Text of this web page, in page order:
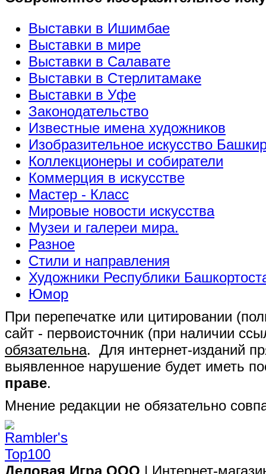
Выставки в Ишимбае
Выставки в мире
Выставки в Салавате
Выставки в Стерлитамаке
Выставки в Уфе
Законодательство
Известные имена художников
Изобразительное искусство
Коллекционеры и собиратели
Коммерция в искусстве
Мастер - Класс
Мировые новости искусства
Музеи и галереи мира.
Разное
Стили и направления
Художники Республики
Юмор
При перепечатке или цитировании
сайт - первоисточник (при наличии
обязательна. Для интернет-изданий
выявленное нарушение будет иметь
праве.
Мнение редакции не обязательно
Деловая Игра ООО | Интернет-